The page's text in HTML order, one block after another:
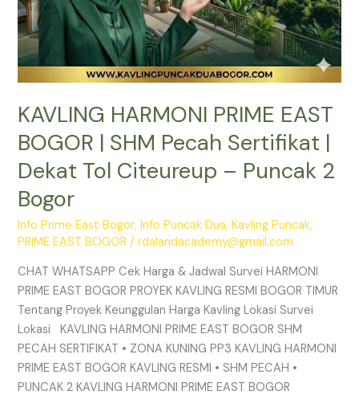
KAVLING HARMONI PRIME EAST
BOGOR | SHM Pecah Sertifikat |
Dekat Tol Citeureup – Puncak 2
Bogor
Info Prime East Bogor,Info Puncak Dua,Kavling Puncak,
PRIME EAST BOGOR /rdalandacademy@gmail.com
CHAT WHATSAPP Cek Harga & Jadwal Survei HARMONI
PRIME EAST BOGOR PROYEK KAVLING RESMI BOGOR TIMUR
Tentang Proyek Keunggulan Harga Kavling Lokasi Survei
Lokasi KAVLING HARMONI PRIME EAST BOGOR SHM
PECAH SERTIFIKAT • ZONA KUNING PP3 KAVLING HARMONI
PRIME EAST BOGOR KAVLING RESMI • SHM PECAH •
PUNCAK 2 KAVLING HARMONI PRIME EAST BOGOR
–
Puncak
2